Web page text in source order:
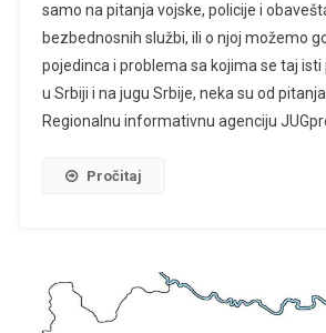
samo na pitanja vojske, policije i
bezbednosnih službi, ili o njoj možemo
pojedinca i problema sa kojima se taj
u Srbiji i na jugu Srbije, neka su od
Regionalnu informativnu agenciju
Pročitaj